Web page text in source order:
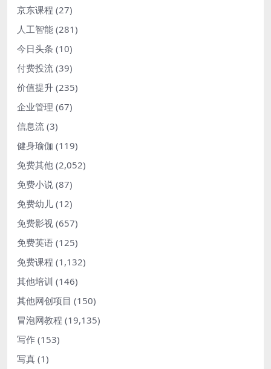
京东课程 (27)
人工智能 (281)
今日头条 (10)
付费投流 (39)
价值提升 (235)
企业管理 (67)
信息流 (3)
健身瑜伽 (119)
免费其他 (2,052)
免费小说 (87)
免费幼儿 (12)
免费影视 (657)
免费英语 (125)
免费课程 (1,132)
其他培训 (146)
其他网创项目 (150)
冒泡网教程 (19,135)
写作 (153)
写真 (1)